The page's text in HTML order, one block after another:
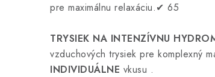
pre maximálnu relaxáciu.✔ 65
TRYSIEK NA INTENZÍVNU
vzduchových trysiek pre komplexný
INDIVIDUÁLNE vkusu .